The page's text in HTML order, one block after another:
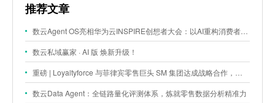
推荐文章
数云Agent OS亮相华为云INSPIRE创想者大会：以AI重构消费者运营与零售营销新范式
数云私域赢家 · AI 版 焕新升级！
重磅 | Loyaltyforce 与菲律宾零售巨头 SM 集团达成战略合作，携手开启 SMAC 会员数智化运营新征程
数云Data Agent：全链路量化评测体系，炼就零售数据分析精准力